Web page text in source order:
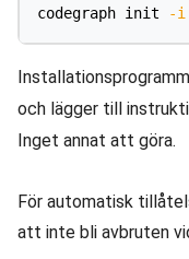
codegraph init
-i
och lägger till
Inget annat att göra.
För automatisk
att inte bli avbruten